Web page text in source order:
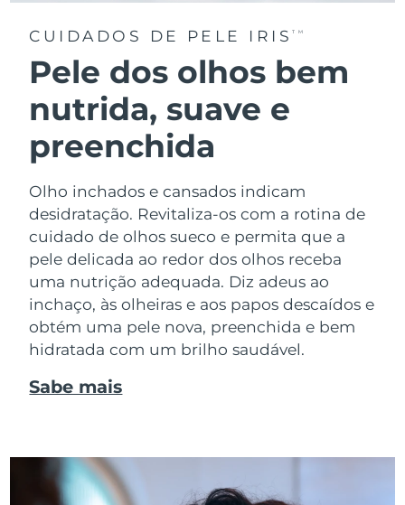
CUIDADOS DE PELE IRISTM
Pele dos olhos bem
nutrida, suave e
preenchida
Olho inchados e cansados indicam
desidratação. Revitaliza-os com a rotina de
cuidado de olhos sueco e permita que a
pele delicada ao redor dos olhos receba
uma nutrição adequada. Diz adeus ao
inchaço, às olheiras e aos papos descaídos e
obtém uma pele nova, preenchida e bem
hidratada com um brilho saudável.
Sabe mais